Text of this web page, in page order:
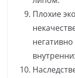
Плохие